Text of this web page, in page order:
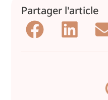
Partager l'article